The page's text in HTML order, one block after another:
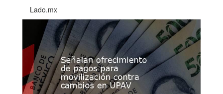
Lado.mx